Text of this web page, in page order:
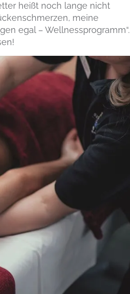
heißt noch lange nicht
meine
egal – Wellnessprogramm“.